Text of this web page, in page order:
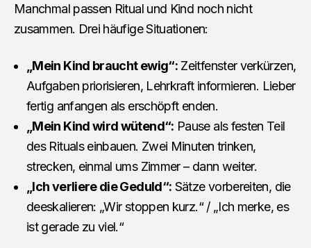
Manchmal passen Ritual und Kind noch nicht
zusammen. Drei häufige Situationen:
„Mein Kind braucht ewig“: Zeitfenster verkürzen,
Aufgaben priorisieren, Lehrkraft informieren. Lieber
fertig anfangen als erschöpft enden.
„Mein Kind wird wütend“: Pause als festen Teil
des Rituals einbauen. Zwei Minuten trinken,
strecken, einmal ums Zimmer – dann weiter.
„Ich verliere die Geduld“: Sätze vorbereiten, die
deeskalieren: „Wir stoppen kurz.“ / „Ich merke, es
ist gerade zu viel.“